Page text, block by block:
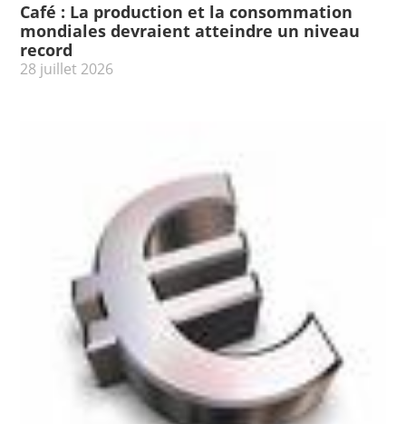
Café : La production et la consommation
mondiales devraient atteindre un niveau
record
28 juillet 2026